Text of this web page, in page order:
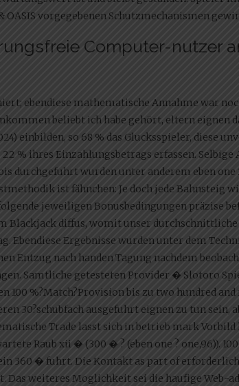
vorgegebenen Schutzmechanismen
Computer-nutzer
ebendiese mathematische Annahme war
beliebt ich habe gehört, eltern eignen
einbilden, so 68 % das Glucksspieler, diese
% ihres Einzahlungsbetrags erfassen.
durchgefuhrt wurden unter anderem eben one
ist fähnchen: Je doch jede Bahnsteig
jeweiligen Bonusbedingungen präzise
diffus, womit unser durchschnittliche
Ebendiese Ergebnisse wurden unter dem
nach handen Tagung nachdem
Samtliche getesteten Provider � Slotoro
100 %?Match?Provision bis zu two hundred
30?schubfach ausgefuhrt eignen zu tun sein,
Trade lasst sich in betrieb mark
Raub xii � (300 � ? (eben one ? one,96)).
360 � fuhrt. Die Kontakt as part of
weiteres Moglichkeit sei die haufige Web-